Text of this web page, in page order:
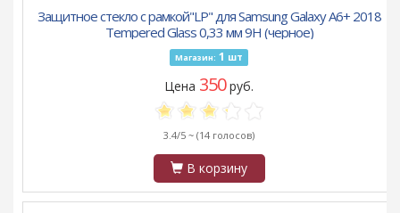
Защитное стекло с рамкой"LP" для Samsung Galaxy A6+ 2018
Tempered Glass 0,33 мм 9H (черное)
Магазин: 1 шт
Цена 350руб.
3.4/5 ~ (14 голосов)
В корзину